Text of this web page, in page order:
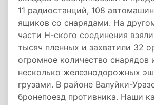
11 радиостанций, 108
ящиков со снарядами. На
части Н-ского соединения
тысяч пленных и захватили 32
огромное количество снарядов
несколько железнодорожных
грузами. В районе Валуйки-
бронепоезд противника. Наши